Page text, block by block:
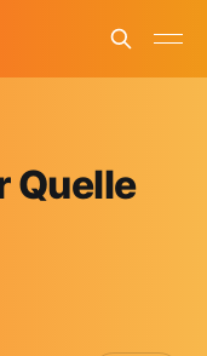
Quelle